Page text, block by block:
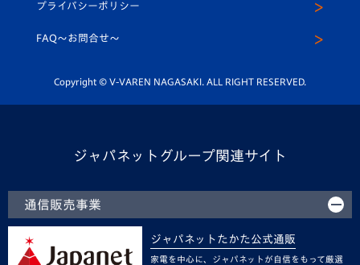
平和祈念活動
ホームタウン活動
スクール
公式LINE＠
プライバシーポリシー
FAQ〜お問合せ〜
Copyright © V-VAREN NAGASAKI. ALL RIGHT RESERVED.
ジャパネットグループ関連サイト
通信販売事業
ジャパネットたかた公式通販
家電を中心に、ジャパネットが自信をもって厳選